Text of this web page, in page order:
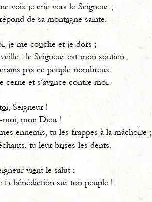
voix je crie vers le Seigneur ;
de sa montagne sainte.
je me couche et je dors ;
: le Seigneur est mon soutien.
pas ce peuple nombreux
cerne et s’avance contre moi.
oi, Seigneur !
moi, mon Dieu !
ennemis, tu les frappes à la mâchoire ;
tu leur brises les dents.
vient le salut ;
ta bénédiction sur ton peuple !